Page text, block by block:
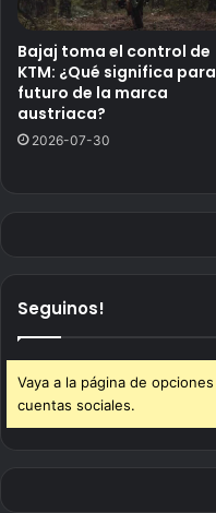
Bajaj toma el control de
KTM: ¿Qué significa
futuro de la marca
austriaca?
2026-07-30
Seguinos!
Vaya a la página de
cuentas sociales.